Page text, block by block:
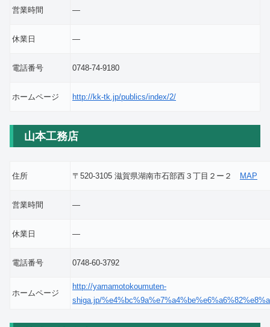
営業時間 ―
休業日 ―
電話番号 0748-74-9180
ホームページ http://kk-tk.jp/publics/index/2/
山本工務店
住所 〒520-3105 滋賀県湖南市石部西３丁目２ー２ MAP
営業時間 ―
休業日 ―
電話番号 0748-60-3792
ホームページ
http://yamamotokoumuten-
shiga.jp/